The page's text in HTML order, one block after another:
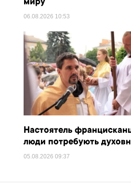
миру
06.08.2026 10:53
Настоятель
люди потребують
05.08.202609:37